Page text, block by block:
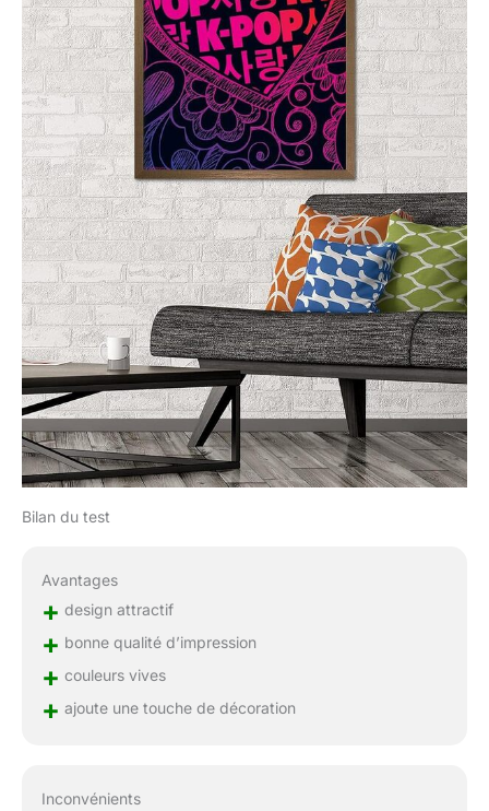
Bilan du test
Avantages
+ design attractif
+ bonne qualité d’impression
+ couleurs vives
+ ajoute une touche de décoration
Inconvénients